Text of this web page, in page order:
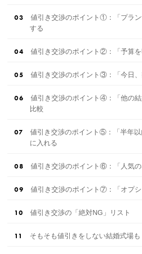
値引き交渉のポイント①：「プラン
する
値引き交渉のポイント②：「予算
値引き交渉のポイント③：「今日
値引き交渉のポイント④：「他の
比較
値引き交渉のポイント⑤：「半年
に入れる
値引き交渉のポイント⑥：「人気
値引き交渉のポイント⑦：「オプ
値引き交渉の「絶対NG」リスト
そもそも値引きをしない結婚式場も